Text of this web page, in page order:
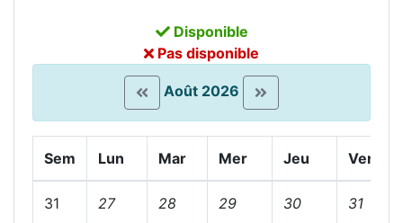
Disponible
Pas disponible
Août 2026
Sem Lun Mar Mer Jeu Ven
31 27 28 29 30 31